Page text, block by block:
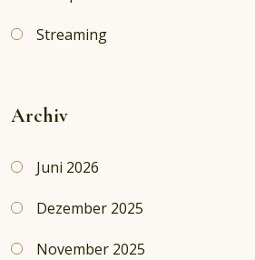
Streaming
Archiv
Juni 2026
Dezember 2025
November 2025